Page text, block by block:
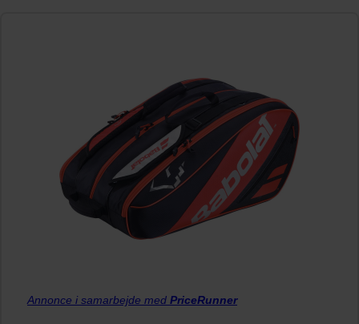
Annonce i samarbejde med PriceRunner